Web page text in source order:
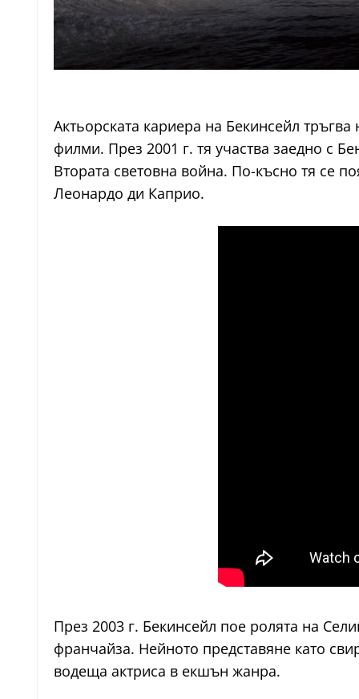
Актьорската кариера на Бекинсейл
филми. През 2001 г. тя участва заедно с
Втората световна война. По-късно тя се
Леонардо ди Каприо.
През 2003 г. Бекинсейл пое ролята на
франчайза. Нейното представяне като
водеща актриса в екшън жанра.